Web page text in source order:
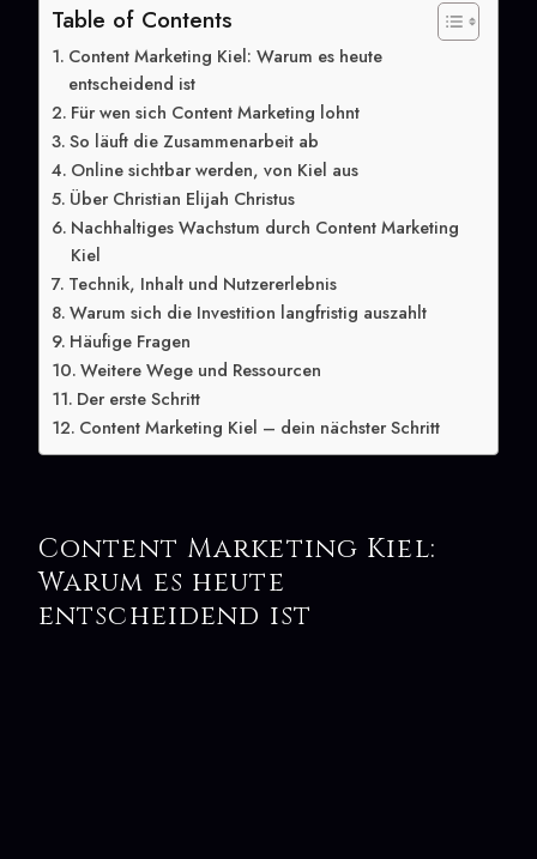
Table of Contents
Content Marketing Kiel: Warum es heute
entscheidend ist
Für wen sich Content Marketing lohnt
So läuft die Zusammenarbeit ab
Online sichtbar werden, von Kiel aus
Über Christian Elijah Christus
Nachhaltiges Wachstum durch Content Marketing
Kiel
Technik, Inhalt und Nutzererlebnis
Warum sich die Investition langfristig auszahlt
Häufige Fragen
Weitere Wege und Ressourcen
Der erste Schritt
Content Marketing Kiel – dein nächster Schritt
Content Marketing Kiel:
Warum es heute
entscheidend ist